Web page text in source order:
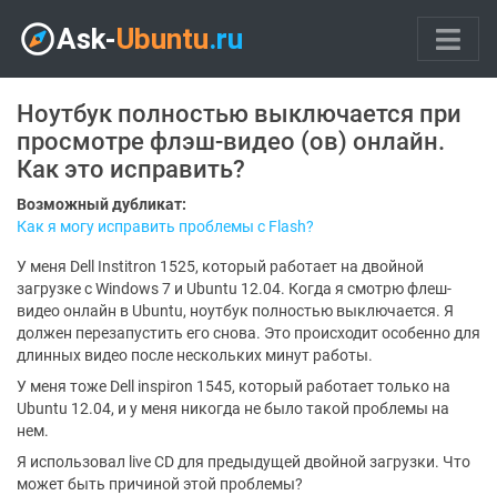
Ноутбук полностью выключается при
просмотре флэш-видео (ов) онлайн.
Как это исправить?
Возможный дубликат:
Как я могу исправить проблемы с Flash?
У меня Dell Institron 1525, который работает на двойной
загрузке с Windows 7 и Ubuntu 12.04. Когда я смотрю флеш-
видео онлайн в Ubuntu, ноутбук полностью выключается. Я
должен перезапустить его снова. Это происходит особенно для
длинных видео после нескольких минут работы.
У меня тоже Dell inspiron 1545, который работает только на
Ubuntu 12.04, и у меня никогда не было такой проблемы на
нем.
Я использовал live CD для предыдущей двойной загрузки. Что
может быть причиной этой проблемы?